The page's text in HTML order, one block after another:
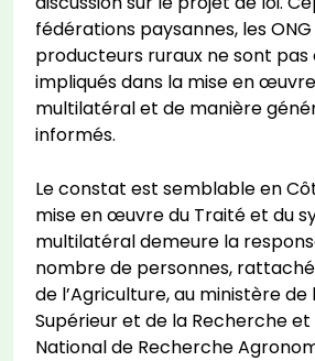
fédérations paysannes, les
producteurs ruraux ne sont
impliqués dans la mise en
multilatéral et de manière
informés.
Le constat est semblable en
mise en œuvre du Traité et du
multilatéral demeure la
nombre de personnes,
de l’Agriculture, au ministère de
Supérieur et de la Recherche
National de Recherche